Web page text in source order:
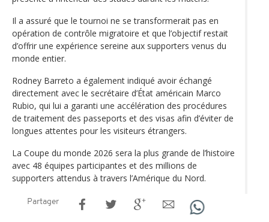
Il a assuré que le tournoi ne se transformerait pas en
opération de contrôle migratoire et que l’objectif restait
d’offrir une expérience sereine aux supporters venus du
monde entier.
Rodney Barreto a également indiqué avoir échangé
directement avec le secrétaire d’État américain Marco
Rubio, qui lui a garanti une accélération des procédures
de traitement des passeports et des visas afin d’éviter de
longues attentes pour les visiteurs étrangers.
La Coupe du monde 2026 sera la plus grande de l’histoire
avec 48 équipes participantes et des millions de
supporters attendus à travers l’Amérique du Nord.
Partager